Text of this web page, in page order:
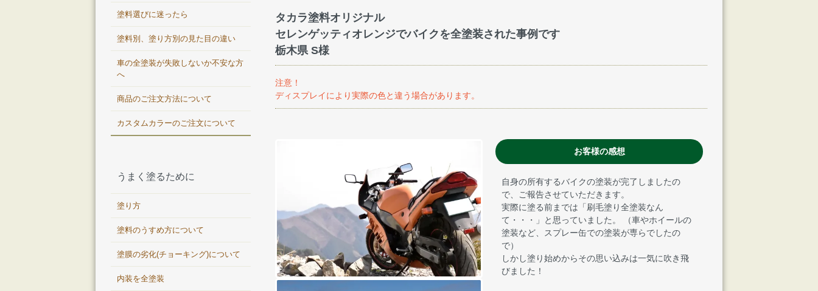
タカラ塗料オリジナル
セレンゲッティオレンジでバイクを全塗装された事例です
栃木県 S様
注意！
ディスプレイにより実際の色と違う場合があります。
お客様の感想
自身の所有するバイクの塗装が完了しましたの
で、ご報告させていただきます。
実際に塗る前までは「刷毛塗り全塗装なん
て・・・」と思っていました。 （車やホイールの
塗装など、スプレー缶での塗装が専らでしたの
で）
しかし塗り始めからその思い込みは一気に吹き飛
びました！
塗料選びに迷ったら
塗料別、塗り方別の見た目の違い
車の全塗装が失敗しないか不安な方
へ
商品のご注文方法について
カスタムカラーのご注文について
うまく塗るために
塗り方
塗料のうすめ方について
塗膜の劣化(チョーキング)について
内装を全塗装